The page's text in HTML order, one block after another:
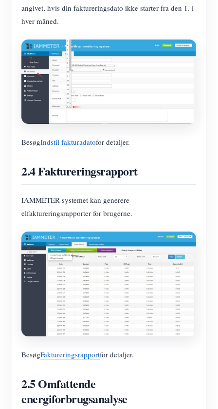
angivet, hvis din faktureringsdato ikke starter fra den 1. i
hver måned.
BesøgIndstil fakturadatofor detaljer.
2.4 Faktureringsrapport
IAMMETER-systemet kan generere
elfaktureringsrapporter for brugerne.
BesøgFaktureringsrapportfor detaljer.
2.5 Omfattende
energiforbrugsanalyse